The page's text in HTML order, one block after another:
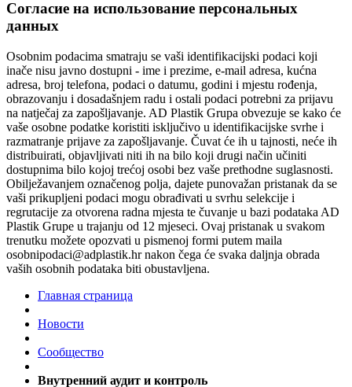
Согласие на использование персональных
данных
Osobnim podacima smatraju se vaši identifikacijski podaci koji
inače nisu javno dostupni - ime i prezime, e-mail adresa, kućna
adresa, broj telefona, podaci o datumu, godini i mjestu rođenja,
obrazovanju i dosadašnjem radu i ostali podaci potrebni za prijavu
na natječaj za zapošljavanje. AD Plastik Grupa obvezuje se kako će
vaše osobne podatke koristiti isključivo u identifikacijske svrhe i
razmatranje prijave za zapošljavanje. Čuvat će ih u tajnosti, neće ih
distribuirati, objavljivati niti ih na bilo koji drugi način učiniti
dostupnima bilo kojoj trećoj osobi bez vaše prethodne suglasnosti.
Obilježavanjem označenog polja, dajete punovažan pristanak da se
vaši prikupljeni podaci mogu obrađivati u svrhu selekcije i
regrutacije za otvorena radna mjesta te čuvanje u bazi podataka AD
Plastik Grupe u trajanju od 12 mjeseci. Ovaj pristanak u svakom
trenutku možete opozvati u pismenoj formi putem maila
osobnipodaci@adplastik.hr nakon čega će svaka daljnja obrada
vaših osobnih podataka biti obustavljena.
Главная страница
Новости
Сообщество
Внутренний аудит и контроль